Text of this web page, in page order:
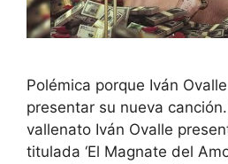
Polémica porque Iván
presentar su nueva
vallenato Iván Ovalle
titulada ‘El Magnate del